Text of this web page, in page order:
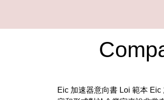
Eic 加速器意向書 Loi 範本